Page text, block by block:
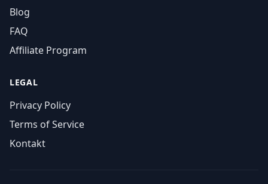
Blog
FAQ
Affiliate Program
LEGAL
Privacy Policy
Terms of Service
Kontakt